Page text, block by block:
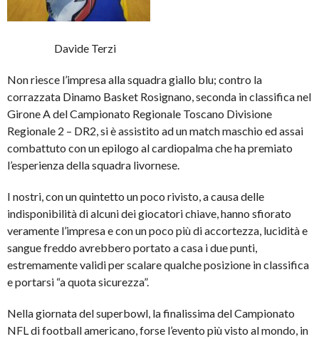
Davide Terzi
Non riesce l’impresa alla squadra giallo blu; contro la
corrazzata Dinamo Basket Rosignano, seconda in classifica nel
Girone A del Campionato Regionale Toscano Divisione
Regionale 2 – DR2, si è assistito ad un match maschio ed assai
combattuto con un epilogo al cardiopalma che ha premiato
l’esperienza della squadra livornese.
I nostri, con un quintetto un poco rivisto, a causa delle
indisponibilità di alcuni dei giocatori chiave, hanno sfiorato
veramente l’impresa e con un poco più di accortezza, lucidità e
sangue freddo avrebbero portato a casa i due punti,
estremamente validi per scalare qualche posizione in classifica
e portarsi “a quota sicurezza”.
Nella giornata del superbowl, la finalissima del Campionato
NFL di football americano, forse l’evento più visto al mondo, in